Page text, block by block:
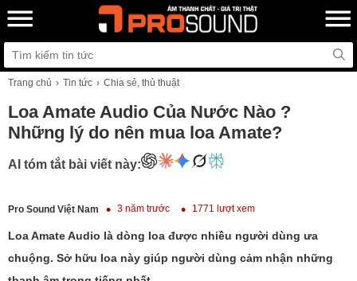
Trang chủ Tin tức Chia sẻ, thủ thuật
Loa Amate Audio Của Nước Nào ?
Những lý do nên mua loa Amate?
AI tóm tắt bài viết này:
Pro Sound Việt Nam 3 năm trước 1771 lượt xem
Loa Amate Audio là dòng loa được nhiều người dùng ưa
chuộng. Sở hữu loa này giúp người dùng cảm nhận những